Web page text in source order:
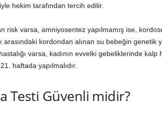
hekim tarafından tercih edilir.
risk varsa, amniyosentez yapılmamış ise,
arasındaki kordondan alınan su bebeğin genetik
varsa, kadının evvelki gebeliklerinde kalp
haftada yapılmalıdır.
Testi Güvenli midir?